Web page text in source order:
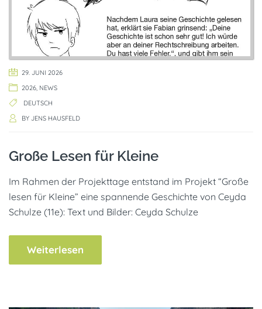
29. JUNI 2026
2026, NEWS
DEUTSCH
BY JENS HAUSFELD
Große Lesen für Kleine
Im Rahmen der Projekttage entstand im Projekt “Große
lesen für Kleine” eine spannende Geschichte von Ceyda
Schulze (11e): Text und Bilder: Ceyda Schulze
Weiterlesen